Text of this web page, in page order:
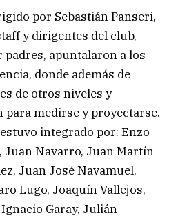
por Sebastián Panseri,
y dirigentes del club,
apuntalaron a los
donde además de
de otros niveles y
para medirse y proyectarse.
integrado por: Enzo
Juan Navarro, Juan Martín
Juan José Navamuel,
Lugo, Joaquín Vallejos,
Garay, Julián